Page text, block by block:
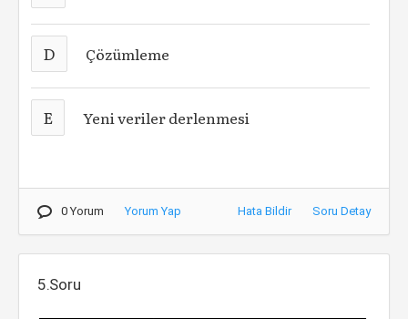
D Çözümleme
E Yeni veriler derlenmesi
0 Yorum Yorum Yap Hata Bildir Soru Detay
5.Soru